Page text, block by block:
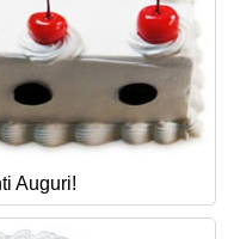
Auguri!